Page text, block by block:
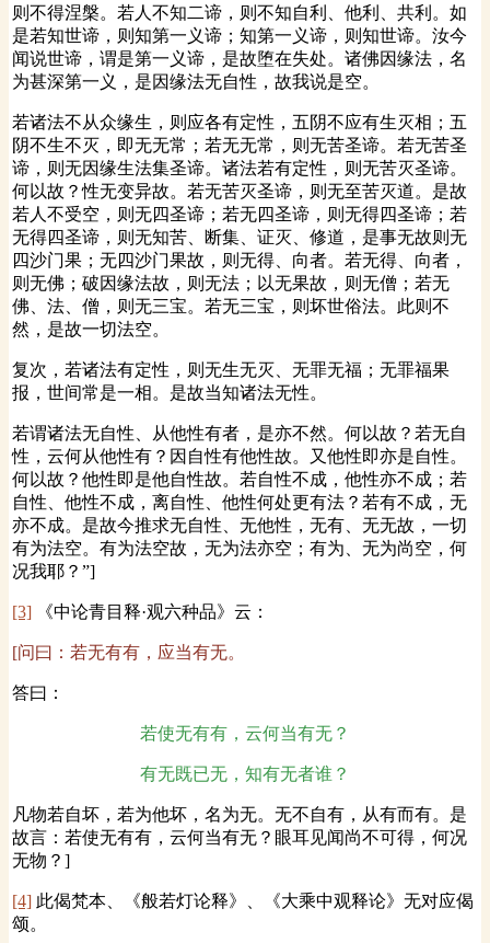
则不得涅槃。若人不知二谛，则不知自利、他利、共利。如
是若知世谛，则知第一义谛；知第一义谛，则知世谛。汝今
闻说世谛，谓是第一义谛，是故堕在失处。诸佛因缘法，名
为甚深第一义，是因缘法无自性，故我说是空。
若诸法不从众缘生，则应各有定性，五阴不应有生灭相；五
阴不生不灭，即无无常；若无无常，则无苦圣谛。若无苦圣
谛，则无因缘生法集圣谛。诸法若有定性，则无苦灭圣谛。
何以故？性无变异故。若无苦灭圣谛，则无至苦灭道。是故
若人不受空，则无四圣谛；若无四圣谛，则无得四圣谛；若
无得四圣谛，则无知苦、断集、证灭、修道，是事无故则无
四沙门果；无四沙门果故，则无得、向者。若无得、向者，
则无佛；破因缘法故，则无法；以无果故，则无僧；若无
佛、法、僧，则无三宝。若无三宝，则坏世俗法。此则不
然，是故一切法空。
复次，若诸法有定性，则无生无灭、无罪无福；无罪福果
报，世间常是一相。是故当知诸法无性。
若谓诸法无自性、从他性有者，是亦不然。何以故？若无自
性，云何从他性有？因自性有他性故。又他性即亦是自性。
何以故？他性即是他自性故。若自性不成，他性亦不成；若
自性、他性不成，离自性、他性何处更有法？若有不成，无
亦不成。是故今推求无自性、无他性，无有、无无故，一切
有为法空。有为法空故，无为法亦空；有为、无为尚空，何
况我耶？”]
[3] 《中论青目释·观六种品》云：
[问曰：若无有有，应当有无。
答曰：
若使无有有，云何当有无？
有无既已无，知有无者谁？
凡物若自坏，若为他坏，名为无。无不自有，从有而有。是
故言：若使无有有，云何当有无？眼耳见闻尚不可得，何况
无物？]
[4] 此偈梵本、《般若灯论释》、《大乘中观释论》无对应偈
颂。